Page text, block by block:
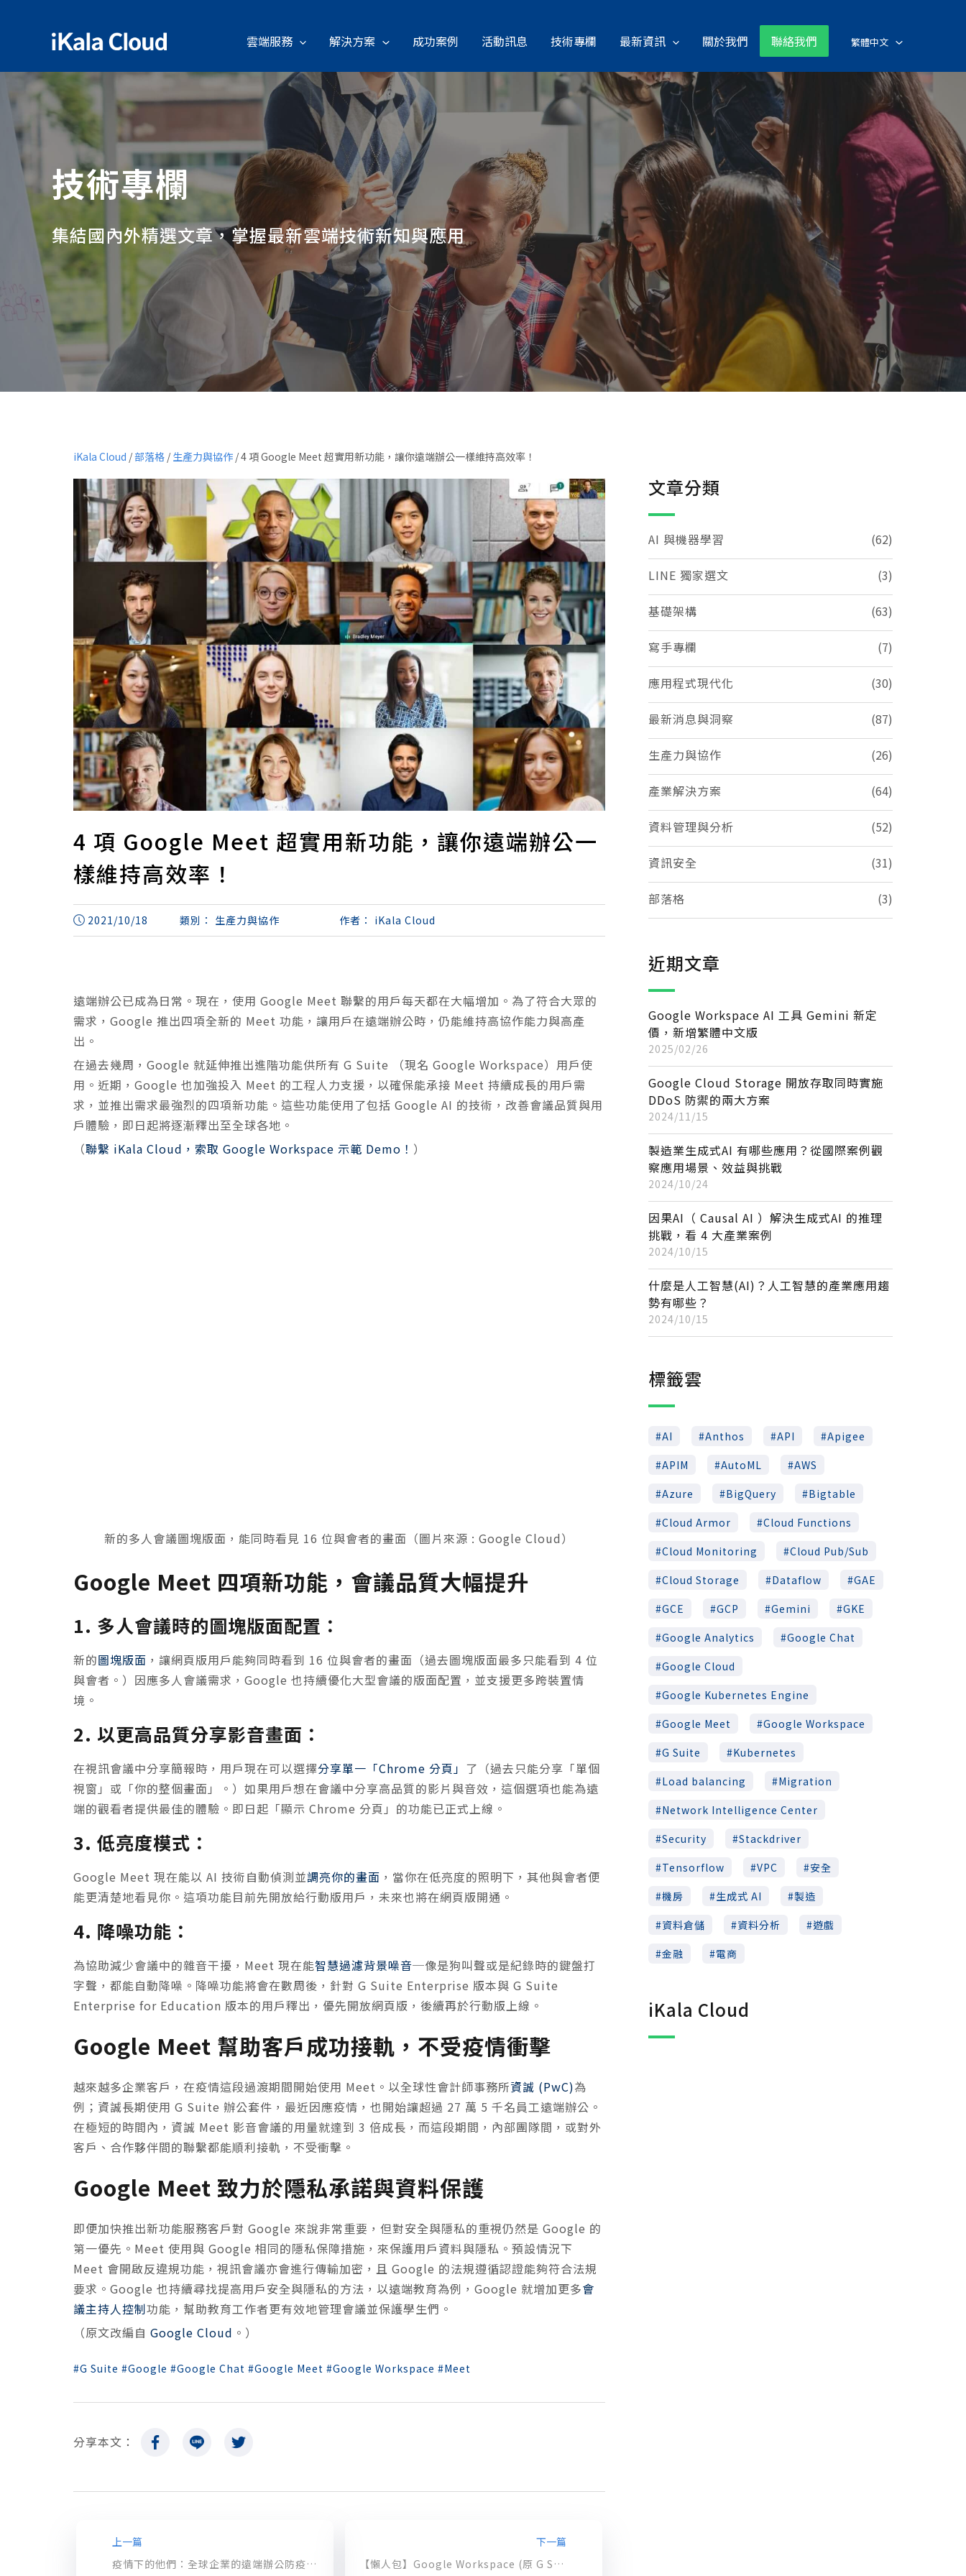
雲端服務 解決方案 成功案例 活動訊息 技術專欄 最新資訊 關於我們 聯絡我們 繁體中文
技術專欄
集結國內外精選文章，掌握最新雲端技術新知與應用
iKala Cloud /部落格 / 生產力與協作 /4 項 Google Meet 超實用新功能，讓你遠端辦公一樣維持高效率！
4 項 Google Meet 超實用新功能，讓你遠端辦公一
樣維持高效率！
2021/10/18 類別： 生產力與協作 作者： iKala Cloud
遠端辦公已成為日常。現在，使用 Google Meet 聯繫的用戶每天都在大幅增加。為了符合大眾的
需求，Google 推出四項全新的 Meet 功能，讓用戶在遠端辦公時，仍能維持高協作能力與高產
出。
在過去幾周，Google 就延伸推出進階功能供所有 G Suite （現名 Google Workspace）用戶使
用。近期，Google 也加強投入 Meet 的工程人力支援，以確保能承接 Meet 持續成長的用戶需
求，並推出需求最強烈的四項新功能。這些功能使用了包括 Google AI 的技術，改善會議品質與用
戶體驗，即日起將逐漸釋出至全球各地。
（聯繫 iKala Cloud，索取 Google Workspace 示範 Demo！ ）
新的多人會議圖塊版面，能同時看見 16 位與會者的畫面（圖片來源 : Google Cloud）
Google Meet 四項新功能，會議品質大幅提升
1. 多人會議時的圖塊版面配置：
新的圖塊版面 ，讓網頁版用戶能夠同時看到 16 位與會者的畫面（過去圖塊版面最多只能看到 4 位
與會者。）因應多人會議需求，Google 也持續優化大型會議的版面配置，並支援更多跨裝置情
境。
2. 以更高品質分享影音畫面：
在視訊會議中分享簡報時，用戶現在可以選擇分享單一「Chrome 分頁」 了（過去只能分享「單個
視窗」或「你的整個畫面」。）如果用戶想在會議中分享高品質的影片與音效，這個選項也能為遠
端的觀看者提供最佳的體驗。即日起「顯示 Chrome 分頁」的功能已正式上線。
3. 低亮度模式：
Google Meet 現在能以 AI 技術自動偵測並調亮你的畫面 ，當你在低亮度的照明下，其他與會者便
能更清楚地看見你。這項功能目前先開放給行動版用戶，未來也將在網頁版開通。
4. 降噪功能：
為協助減少會議中的雜音干擾，Meet 現在能智慧過濾背景噪音─像是狗叫聲或是紀錄時的鍵盤打
字聲，都能自動降噪。降噪功能將會在數周後，針對 G Suite Enterprise 版本與 G Suite
Enterprise for Education 版本的用戶釋出，優先開放網頁版，後續再於行動版上線。
Google Meet 幫助客戶成功接軌，不受疫情衝擊
越來越多企業客戶，在疫情這段過渡期間開始使用 Meet。以全球性會計師事務所資誠 (PwC)為
例；資誠長期使用 G Suite 辦公套件，最近因應疫情，也開始讓超過 27 萬 5 千名員工遠端辦公。
在極短的時間內，資誠 Meet 影音會議的用量就達到 3 倍成長，而這段期間，內部團隊間，或對外
客戶、合作夥伴間的聯繫都能順利接軌，不受衝擊。
Google Meet 致力於隱私承諾與資料保護
即便加快推出新功能服務客戶對 Google 來說非常重要，但對安全與隱私的重視仍然是 Google 的
第一優先。Meet 使用與 Google 相同的隱私保障措施，來保護用戶資料與隱私。預設情況下
Meet 會開啟反違規功能，視訊會議亦會進行傳輸加密，且 Google 的法規遵循認證能夠符合法規
要求。Google 也持續尋找提高用戶安全與隱私的方法，以遠端教育為例，Google 就增加更多會
議主持人控制功能，幫助教育工作者更有效地管理會議並保護學生們。
（原文改編自 Google Cloud 。）
G Suite Google Google Chat Google Meet Google Workspace Meet
分享本文：
上一篇
疫情下的他們：全球企業的遠端辦公防疫故事
下一篇
【懶人包】Google Workspace (原 G Suite) 全新改版，一次搞懂最新功能與特色！
文章分類
AI 與機器學習 (62)
LINE 獨家選文 (3)
基礎架構 (63)
寫手專欄 (7)
應用程式現代化 (30)
最新消息與洞察 (87)
生產力與協作 (26)
產業解決方案 (64)
資料管理與分析 (52)
資訊安全 (31)
部落格 (3)
近期文章
Google Workspace AI 工具 Gemini 新定
價，新增繁體中文版
2025/02/26
Google Cloud Storage 開放存取同時實施
DDoS 防禦的兩大方案
2024/11/15
製造業生成式AI 有哪些應用？從國際案例觀
察應用場景、效益與挑戰
2024/10/24
因果AI（ Causal AI ）解決生成式AI 的推理
挑戰，看 4 大產業案例
2024/10/15
什麼是人工智慧(AI)？人工智慧的產業應用趨
勢有哪些？
2024/10/15
標籤雲
AI Anthos API
Apigee
APIM
AutoML
AWS
Azure
BigQuery
Bigtable
Cloud Armor
Cloud Functions
Cloud Monitoring
Cloud Pub/Sub
Cloud Storage
Dataflow
GAE
GCE
GCP Gemini
GKE
Google Analytics
Google Chat
Google Cloud
Google Kubernetes Engine
Google Meet
Google Workspace
G Suite
Kubernetes
Load balancing
Migration
Network Intelligence Center
Security
Stackdriver
Tensorflow
VPC
安全
機房
生成式 AI
製造
資料倉儲
資料分析
遊戲
金融
電商
iKala Cloud